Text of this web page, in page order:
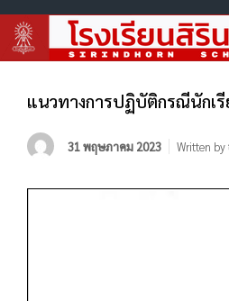
แนวทางการปฏิบัติกรณีนักเ
31 พฤษภาคม 2023 Written by